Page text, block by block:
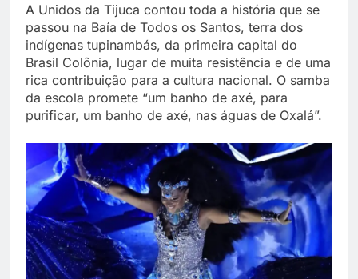
A Unidos da Tijuca contou toda a história que se
passou na Baía de Todos os Santos, terra dos
indígenas tupinambás, da primeira capital do
Brasil Colônia, lugar de muita resistência e de uma
rica contribuição para a cultura nacional. O samba
da escola promete “um banho de axé, para
purificar, um banho de axé, nas águas de Oxalá”.